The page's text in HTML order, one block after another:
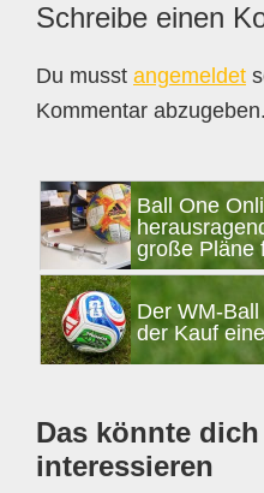
Leser-
Interaktionen
Schreibe einen
Du musst angemeldet
Kommentar abzugeben.
Seitenspalte
Ball One
große Pläne
Der WM-
der Kauf
Das könnte
interessieren